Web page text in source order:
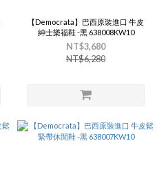
【Democrata】巴西原裝進口 牛皮
紳士樂福鞋 -黑 638008KW10
NT$3,680
NT$6,280